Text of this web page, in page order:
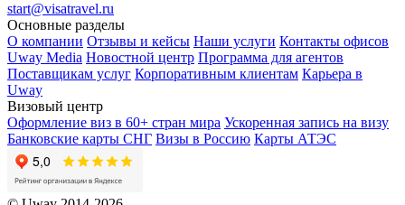
start@visatravel.ru
Основные разделы
О компании Отзывы и кейсы Наши услуги Контакты офисов
Uway Media Новостной центр Программа для агентов
Поставщикам услуг Корпоративным клиентам Карьера в
Uway
Визовый центр
Оформление виз в 60+ стран мира Ускоренная запись на визу
Банковские карты СНГ Визы в Россию Карты АТЭС